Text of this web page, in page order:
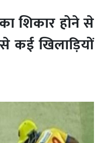
शिकार होने से
कई खिलाड़ियों